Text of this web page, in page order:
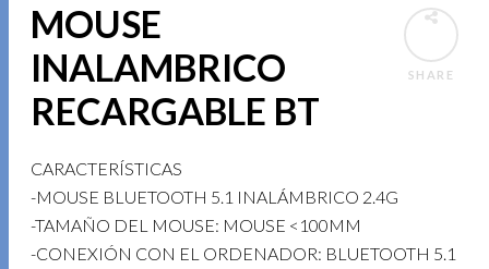
SHARE
MOUSE
INALAMBRICO
RECARGABLE BT
CARACTERÍSTICAS
-MOUSE BLUETOOTH 5.1 INALÁMBRICO 2.4G
-TAMAÑO DEL MOUSE: MOUSE <100MM
-CONEXIÓN CON EL ORDENADOR: BLUETOOTH 5.1